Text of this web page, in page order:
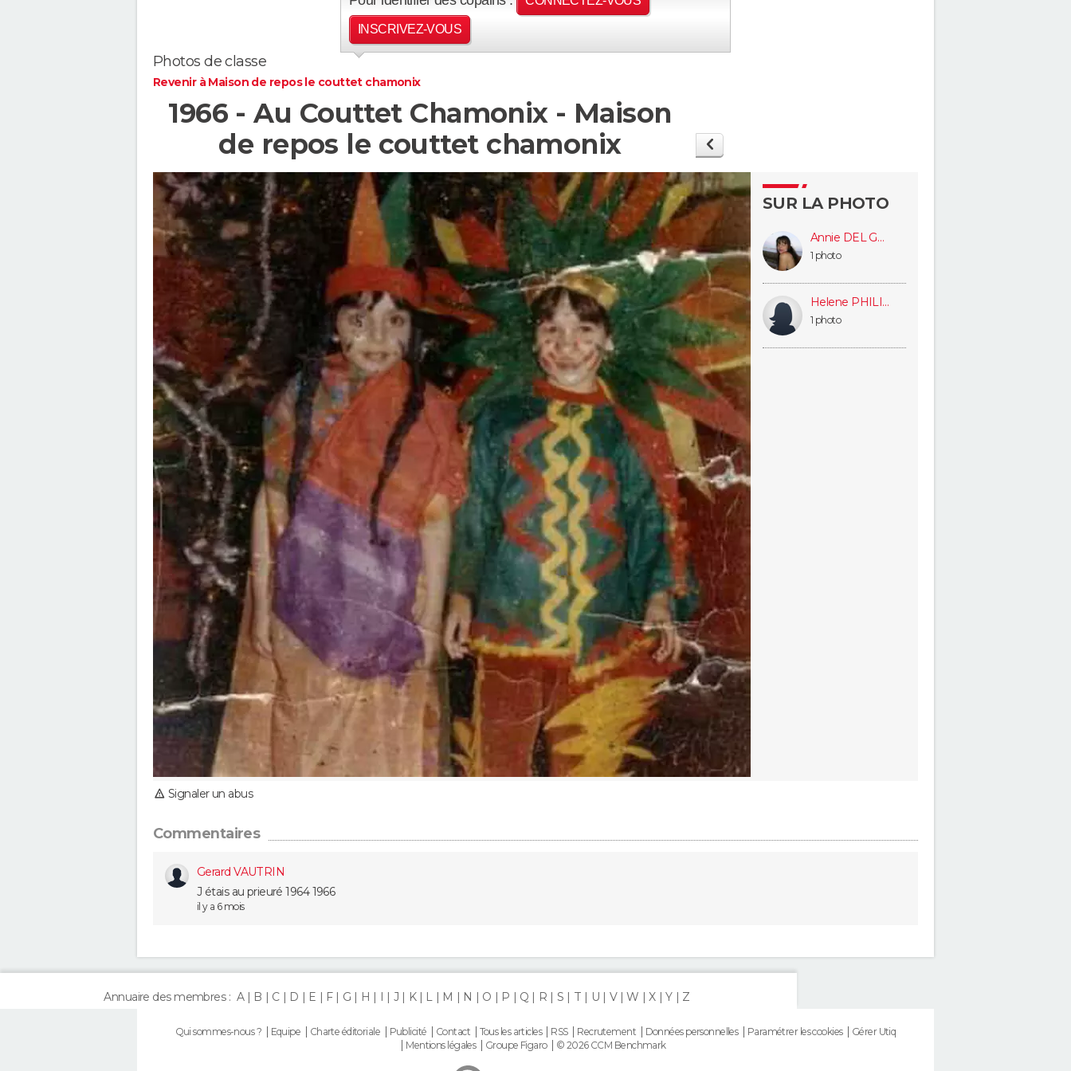
INSCRIVEZ-VOUS
Photos de classe
Revenir à Maison de repos le couttet chamonix
1966 - Au Couttet Chamonix - Maison
de repos le couttet chamonix
SUR LA PHOTO
Annie DEL GRANDE
1 photo
Helene PHILIP
1 photo
Signaler un abus
Commentaires
Gerard VAUTRIN
J étais au prieuré 1964 1966
il y a 6 mois
Annuaire des membres : A B C D E F G H I J K L M N O P Q R S T U V W X Y Z
Qui sommes-nous ? Equipe Charte éditoriale Publicité Contact Tous les articles RSS Recrutement Données personnelles Paramétrer les cookies
Gérer Utiq
Mentions légales
Groupe Figaro © 2026 CCM Benchmark